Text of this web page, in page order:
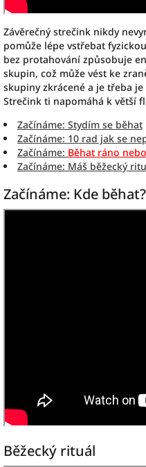
Závěrečný strečink nikdy
pomůže lépe vstřebat
bez protahování způsobuje
skupin, což může vést ke
skupiny zkrácené a je třeba
Strečink ti napomáhá k větší
Začínáme: Stydím se běhat
Začínáme: 10 rad jak se
Začínáme: Běhat ráno
Začínáme: Máš běžecký
Začínáme: Kde běhat?
Běžecký rituál